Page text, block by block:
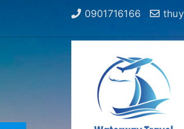
0901716166